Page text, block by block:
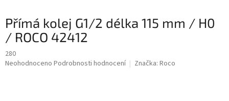
Přímá kolej G1/2 délka 115 mm / H0
/ ROCO 42412
280
Průměrné
Neohodnoceno Podrobnosti hodnocení Značka: Roco